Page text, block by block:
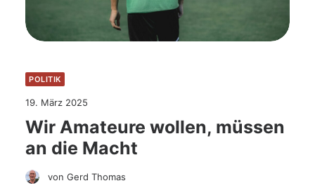
POLITIK
19. März 2025
Wir Amateure wollen, müssen
an die Macht
von Gerd Thomas